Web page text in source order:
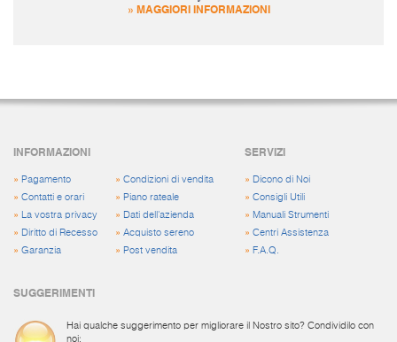
» MAGGIORI INFORMAZIONI
INFORMAZIONI
» Pagamento
» Contatti e orari
»
La vostra privacy
» Diritto di Recesso
» Garanzia
» Condizioni di vendita
» Piano rateale
» Dati dell'azienda
» Acquisto sereno
» Post vendita
SERVIZI
» Dicono di Noi
»Consigli Utili
» Manuali Strumenti
»Centri Assistenza
» F.A.Q.
SUGGERIMENTI
Hai qualche suggerimento per migliorare il Nostro sito? Condividilo con
noi: